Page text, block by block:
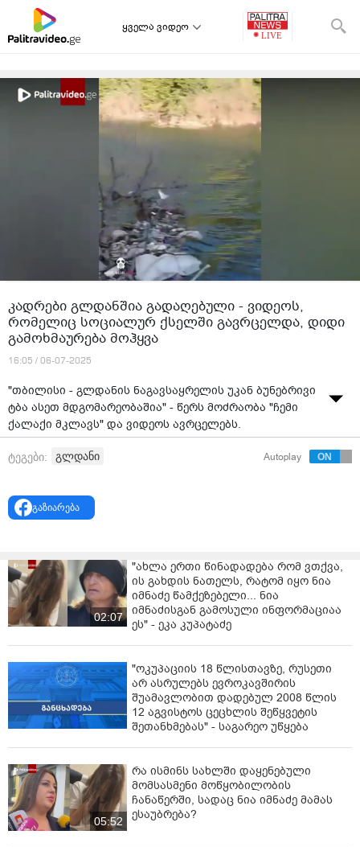
ყველა ვიდეო
კადრები გლდანშია გადაღებული - ვიდეოს,
რომელიც სოციალურ ქსელში გავრცელდა, დიდი
გამოხმაურება მოჰყვა
16:05 / 06-07-2025
"თბილისი - გლდანის ნაგავსაყრელის უკან ბუნებრივი
ტბა ასეთ მდგომარეობაშია" - წერს მოძრაობა "ჩემი
ქალაქი მკლავს" და ვიდეოს ავრცელებს.
ტეგები: გლდანი Autoplay
გაზიარება
02:07
"ახლა ერთი წინადადება რომ ვთქვა,
ის გახდის ნათელს, რატომ იყო ნია
იმნაძე წამქეზებელი... ნია
იმნაძისგან გამოსული ინფორმაციაა
ეს" - ეკა კუპატაძე
"ოკუპაციის 18 წლისთავზე, რუსეთი
არ ასრულებს ევროკავშირის
შუამავლობით დადებულ 2008 წლის
12 აგვისტოს ცეცხლის შეწყვეტის
შეთანხმებას" - საგარეო უწყება
05:52
რა ისმინს სახლში დაყენებული
მომსასმენი მოწყობილობის
ჩანაწერში, სადაც ნია იმნაძე მამას
ესაუბრება?